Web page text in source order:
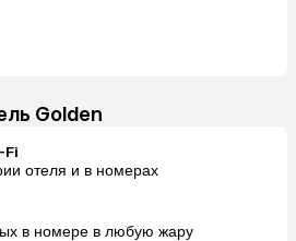
Golden
Fi
отеля и в номерах
в номере в любую жару